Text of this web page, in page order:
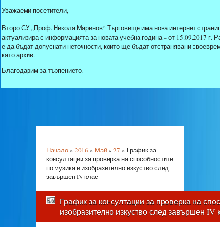
Уважаеми посетители,
Второ СУ „Проф. Никола Маринов“ Търговище има нова интернет
актуализира с информацията за новата учебна година – от 15.09.2017
е да бъдат допуснати неточности, които ще бъдат отстранявани
като архив.
Благодарим за търпението.
Начало» 2016 » Май» 27 » График за
консултации за проверка на способностите
по музика и изобразително изкуство след
завършен IV клас
График за консултации за проверка на
изобразително изкуство след завършен IV